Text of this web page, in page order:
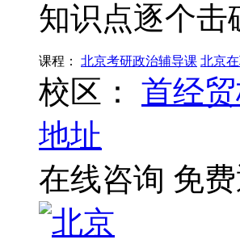
知识点逐个击
课程： 北京考研政治辅导课 北京
校区： 首经
地址
在线咨询 免